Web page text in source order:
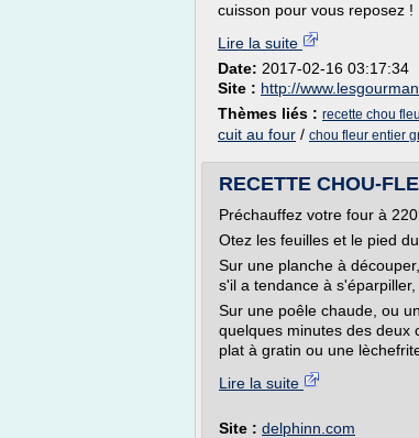
cuisson pour vous reposez !
Lire la suite
Date: 2017-02-16 03:17:34
Site : http://
Thèmes liés : recette chou
cuit au four / chou fleur entier
RECETTE CHOU-
Préchauffez votre four à
Otez les feuilles et le pied
Sur une planche à
s'il a tendance à
Sur une poêle chaude, ou
quelques minutes des deux
plat à gratin ou une lèchefrite
Lire la suite
Site : delphinn.com